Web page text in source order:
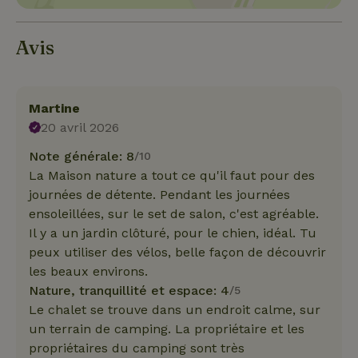
Avis
Martine
20 avril 2026
Note générale: 8/10
La Maison nature a tout ce qu'il faut pour des
journées de détente. Pendant les journées
ensoleillées, sur le set de salon, c'est agréable.
Il y a un jardin clôturé, pour le chien, idéal. Tu
peux utiliser des vélos, belle façon de découvrir
les beaux environs.
Nature, tranquillité et espace: 4/5
Le chalet se trouve dans un endroit calme, sur
un terrain de camping. La propriétaire et les
propriétaires du camping sont très